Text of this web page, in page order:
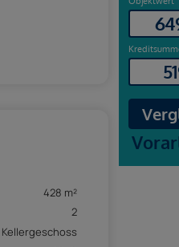
428 m²
2
Kellergeschoss